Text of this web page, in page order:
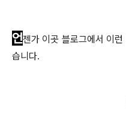
언젠가 이곳 블로그에서 이
습니다.